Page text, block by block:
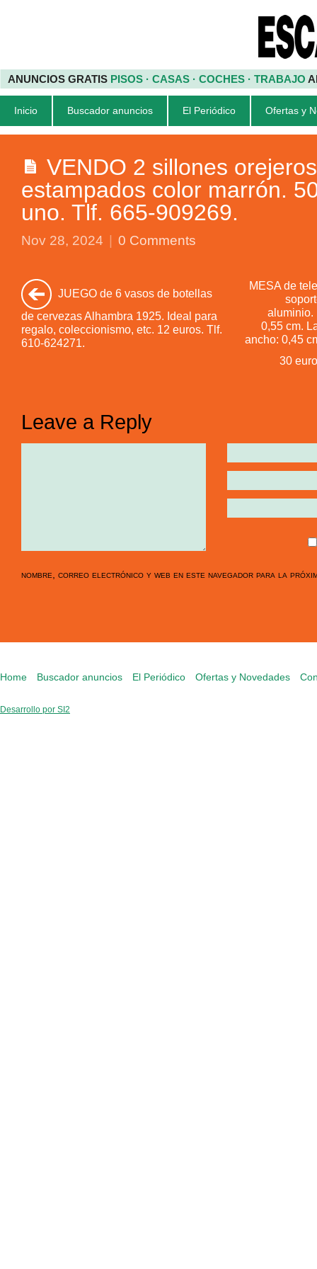
ANUNCIOS GRATIS PISOS · CASAS · COCHES · TRABAJO
Inicio Buscador anuncios El Periódico Ofertas y
VENDO 2 sillones
estampados color marrón.
uno. Tlf. 665-909269.
Nov 28, 2024 0 Comments
JUEGO de 6 vasos de botellas
de cervezas Alhambra 1925. Ideal para
regalo, coleccionismo, etc. 12 euros. Tlf.
610-624271.
MESA de
aluminio.
0,55 cm.
ancho: 0,45
30
Leave a Reply
nombre, correo electrónico y web en este navegador para la
Home Buscador anuncios El Periódico Ofertas y Novedades
Desarrollo por SI2